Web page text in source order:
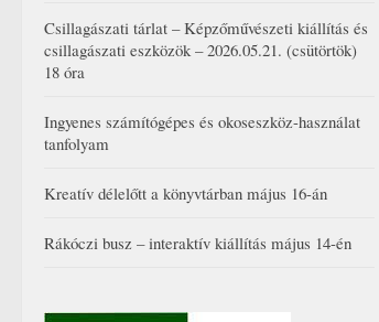
Csillagászati tárlat – Képzőművészeti kiállítás és
csillagászati eszközök – 2026.05.21. (csütörtök)
18 óra
Ingyenes számítógépes és okoseszköz-használat
tanfolyam
Kreatív délelőtt a könyvtárban május 16-án
Rákóczi busz – interaktív kiállítás május 14-én